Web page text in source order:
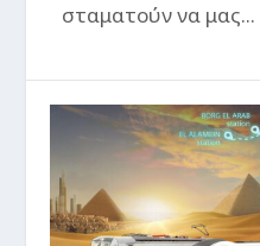
σταματούν να μας...